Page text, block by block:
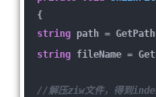
{
string path =
string fileName =
//解压ziw文件，得到